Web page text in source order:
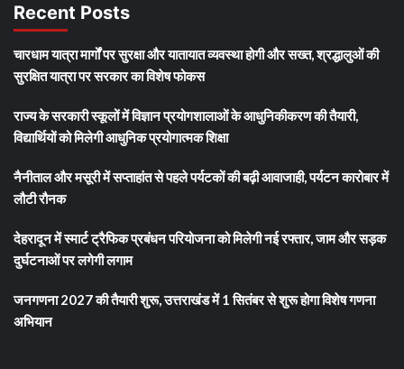
Recent Posts
चारधाम यात्रा मार्गों पर सुरक्षा और यातायात व्यवस्था होगी और सख्त, श्रद्धालुओं की
सुरक्षित यात्रा पर सरकार का विशेष फोकस
राज्य के सरकारी स्कूलों में विज्ञान प्रयोगशालाओं के आधुनिकीकरण की तैयारी,
विद्यार्थियों को मिलेगी आधुनिक प्रयोगात्मक शिक्षा
नैनीताल और मसूरी में सप्ताहांत से पहले पर्यटकों की बढ़ी आवाजाही, पर्यटन कारोबार में
लौटी रौनक
देहरादून में स्मार्ट ट्रैफिक प्रबंधन परियोजना को मिलेगी नई रफ्तार, जाम और सड़क
दुर्घटनाओं पर लगेगी लगाम
जनगणना 2027 की तैयारी शुरू, उत्तराखंड में 1 सितंबर से शुरू होगा विशेष गणना
अभियान